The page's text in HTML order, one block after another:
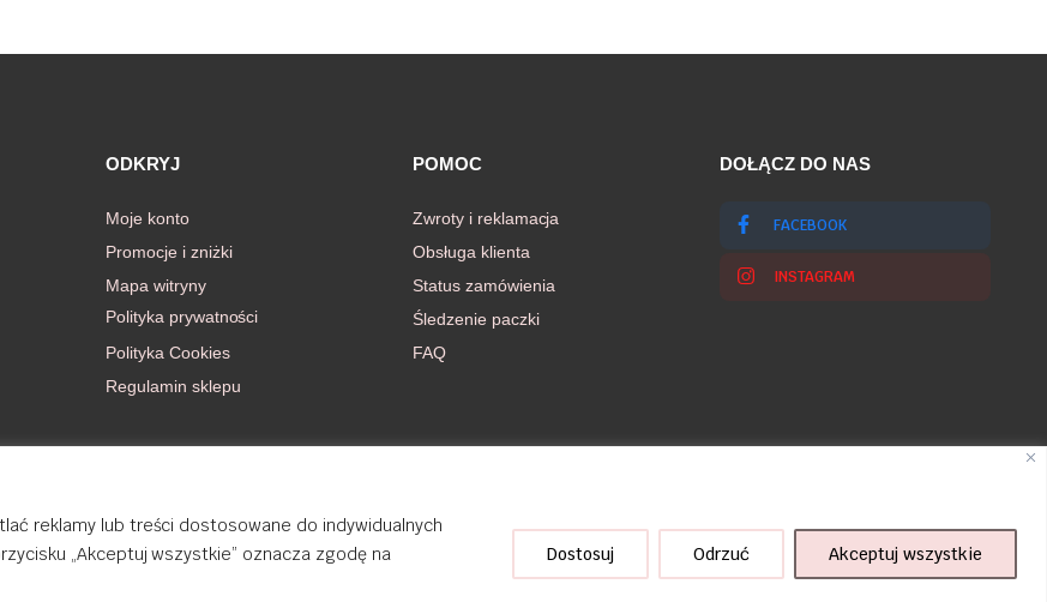
reklamy lub treści dostosowane do indywidualnych
„Akceptuj wszystkie” oznacza zgodę na
Dostosuj Odrzuć Akceptuj wszystkie
ODKRYJ
Moje konto
Promocje i zniżki
Mapa witryny
Polityka prywatności
Polityka Cookies
Regulamin sklepu
POMOC
Zwroty i reklamacja
Obsługa klienta
Status zamówienia
Śledzenie paczki
FAQ
DOŁĄCZ DO NAS
FACEBOOK
INSTAGRAM